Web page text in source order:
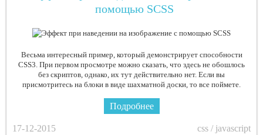
помощью SCSS
Весьма интересный пример, который демонстрирует способности
CSS3. При первом просмотре можно сказать, что здесь не обошлось
без скриптов, однако, их тут действительно нет. Если вы
присмотритесь на блоки в виде шахматной доски, то все поймете.
Подробнее
17-12-2015 css / javascript